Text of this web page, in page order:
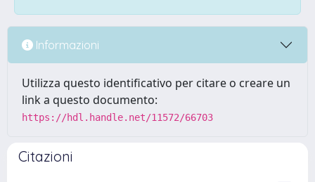
Informazioni
Utilizza questo identificativo per citare o creare un
link a questo documento:
https://hdl.handle.net/11572/66703
Citazioni